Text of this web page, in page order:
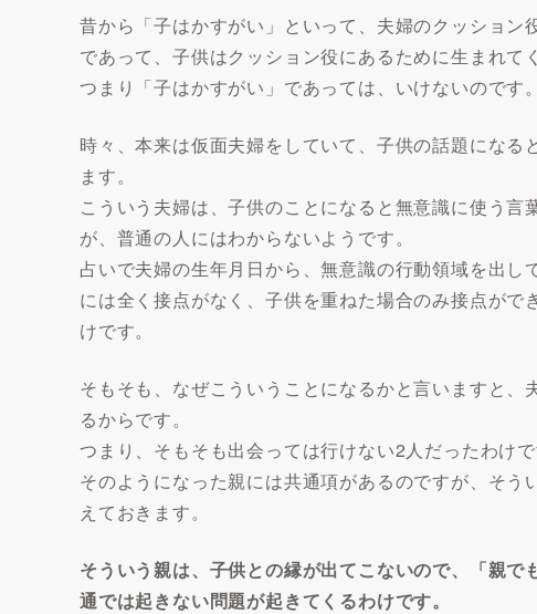
昔から「子はかすがい」といって、夫婦のクッショ
であって、子供はクッション役にあるために生まれて
つまり「子はかすがい」であっては、いけないのです。
時々、本来は仮面夫婦をしていて、子供の話題にな
ます。
こういう夫婦は、子供のことになると無意識に使う
が、普通の人にはわからないようです。
占いで夫婦の生年月日から、無意識の行動領域を出
には全く接点がなく、子供を重ねた場合のみ接点が
けです。
そもそも、なぜこういうことになるかと言いますと
るからです。
つまり、そもそも出会っては行けない2人だったわけで
そのようになった親には共通項があるのですが、そ
えておきます。
そういう親は、子供との縁が出てこないので、「親
通では起きない問題が起きてくるわけです。